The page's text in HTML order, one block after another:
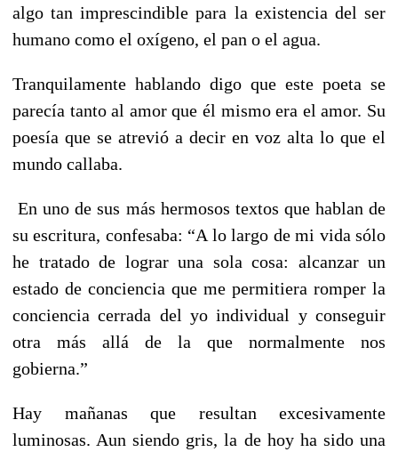
algo tan imprescindible para la existencia del ser
humano como el oxígeno, el pan o el agua.
Tranquilamente hablando digo que este poeta se
parecía tanto al amor que él mismo era el amor. Su
poesía que se atrevió a decir en voz alta lo que el
mundo callaba.
En uno de sus más hermosos textos que hablan de
su escritura, confesaba: “A lo largo de mi vida sólo
he tratado de lograr una sola cosa: alcanzar un
estado de conciencia que me permitiera romper la
conciencia cerrada del yo individual y conseguir
otra más allá de la que normalmente nos
gobierna.”
Hay mañanas que resultan excesivamente
luminosas. Aun siendo gris, la de hoy ha sido una